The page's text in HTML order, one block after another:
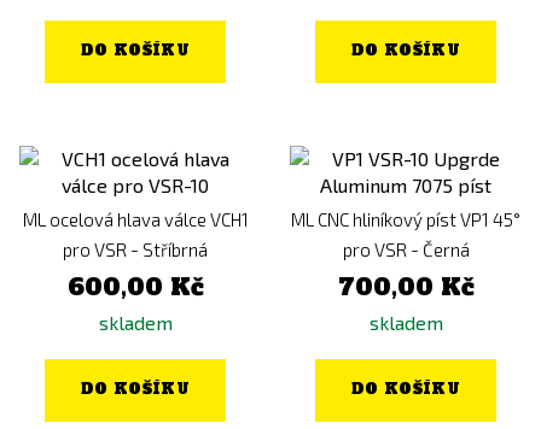
DO KOŠÍKU DO KOŠÍKU
ML ocelová hlava válce VCH1
pro VSR - Stříbrná
600,00 Kč
skladem
DO KOŠÍKU
ML CNC hliníkový píst VP1 45°
pro VSR - Černá
700,00 Kč
skladem
DO KOŠÍKU